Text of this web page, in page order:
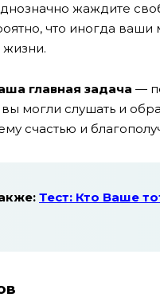
жаждите
что иногда
главная задача —
могли слушать и
счастью и
Тест: Кто Ваше